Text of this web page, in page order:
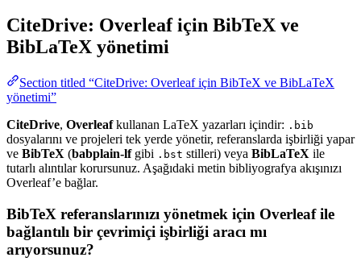
CiteDrive: Overleaf için BibTeX ve
BibLaTeX yönetimi
Section titled “CiteDrive: Overleaf için BibTeX ve BibLaTeX
yönetimi”
CiteDrive, Overleafkullanan LaTeX yazarları içindir: .bib
dosyalarını ve projeleri tek yerde yönetir, referanslarda işbirliği yapar
ve BibTeX (babplain-lfgibi .bst stilleri) veya BibLaTeX ile
tutarlı alıntılar korursunuz. Aşağıdaki metin bibliyografya akışınızı
Overleaf’e bağlar.
BibTeX referanslarınızı yönetmek için Overleaf ile
bağlantılı bir çevrimiçi işbirliği aracı mı
arıyorsunuz?